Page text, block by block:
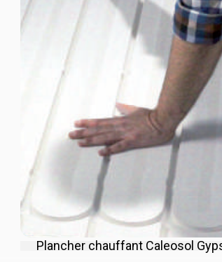
Plancher chauffant Caleosol